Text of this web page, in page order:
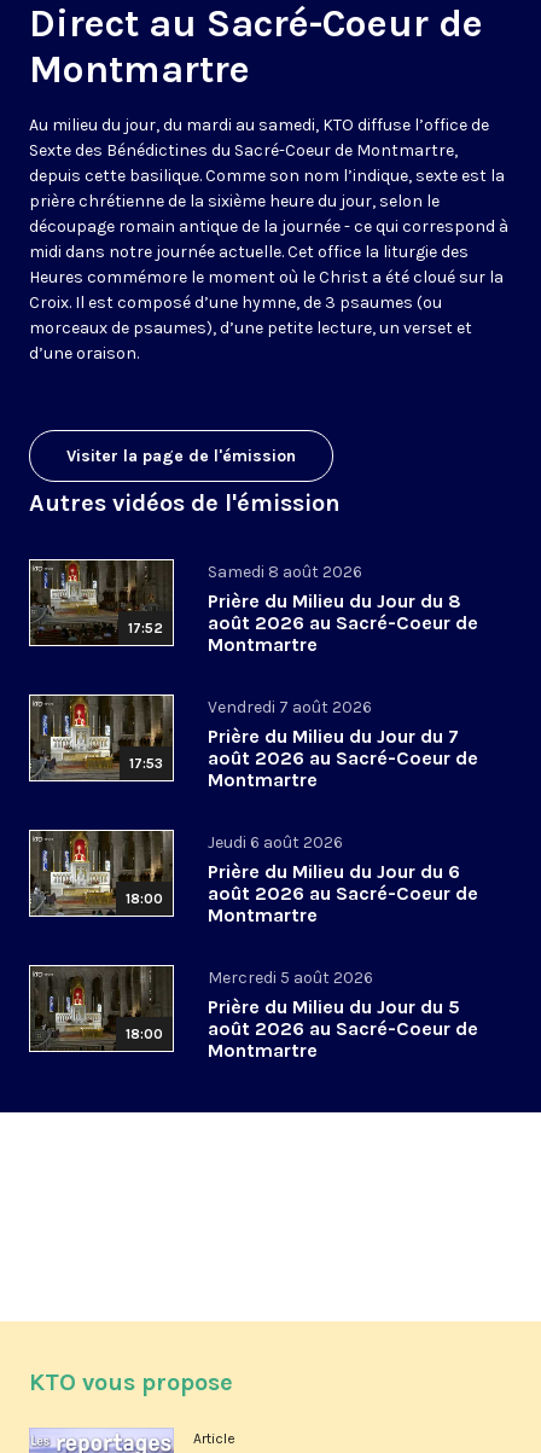
Direct au Sacré-Coeur de
Montmartre
Au milieu du jour, du mardi au samedi, KTO diffuse l’office de
Sexte des Bénédictines du Sacré-Coeur de Montmartre,
depuis cette basilique. Comme son nom l’indique, sexte est la
prière chrétienne de la sixième heure du jour, selon le
découpage romain antique de la journée - ce qui correspond à
midi dans notre journée actuelle. Cet office la liturgie des
Heures commémore le moment où le Christ a été cloué sur la
Croix. Il est composé d’une hymne, de 3 psaumes (ou
morceaux de psaumes), d’une petite lecture, un verset et
d’une oraison.
Visiter la page de l'émission
Autres vidéos de l'émission
17:52
Samedi 8 août 2026
Prière du Milieu du Jour du 8
août 2026 au Sacré-Coeur de
Montmartre
17:53
Vendredi 7 août 2026
Prière du Milieu du Jour du 7
août 2026 au Sacré-Coeur de
Montmartre
18:00
Jeudi 6 août 2026
Prière du Milieu du Jour du 6
août 2026 au Sacré-Coeur de
Montmartre
18:00
Mercredi 5 août 2026
Prière du Milieu du Jour du 5
août 2026 au Sacré-Coeur de
Montmartre
KTO vous propose
Article